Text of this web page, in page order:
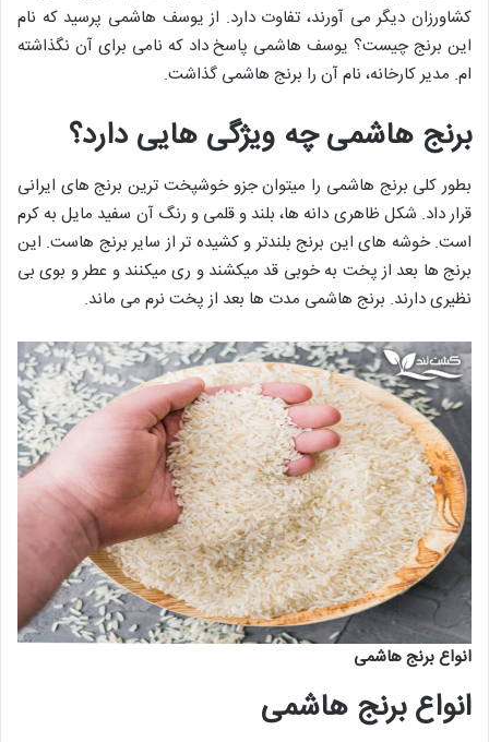
کشاورزان دیگر می آورند، تفاوت دارد. از یوسف هاشمی پرسید که نام
این برنج چیست؟ یوسف هاشمی پاسخ داد که نامی برای آن نگذاشته
ام. مدیر کارخانه، نام آن را برنج هاشمی گذاشت.
برنج هاشمی چه ویژگی هایی دارد؟
بطور کلی برنج هاشمی را میتوان جزو خوشپخت ترین برنج های ایرانی
قرار داد. شکل ظاهری دانه ها، بلند و قلمی و رنگ آن سفید مایل به کرم
است. خوشه های این برنج بلندتر و کشیده تر از سایر برنج هاست. این
برنج ها بعد از پخت به خوبی قد میکشند و ری میکنند و عطر و بوی بی
نظیری دارند. برنج هاشمی مدت ها بعد از پخت نرم می ماند.
انواع برنج هاشمی
انواع برنج هاشمی